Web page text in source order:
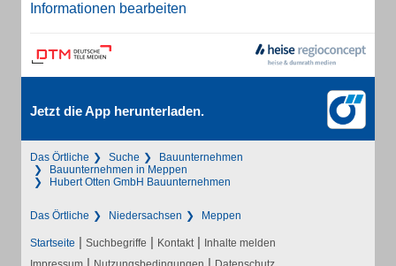
Informationen bearbeiten
Jetzt die App herunterladen.
Das Örtliche Suche
Bauunternehmen
Bauunternehmen in Meppen
Hubert Otten GmbH Bauunternehmen
Das Örtliche Niedersachsen Meppen
Startseite | Suchbegriffe | Kontakt | Inhalte melden
| |